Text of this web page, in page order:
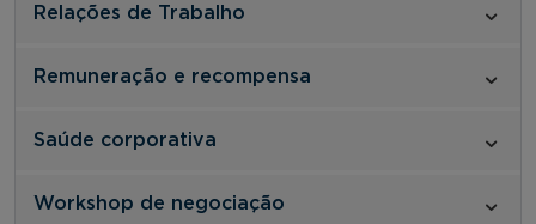
Relações de Trabalho
Remuneração e recompensa
Saúde corporativa
Workshop de negociação